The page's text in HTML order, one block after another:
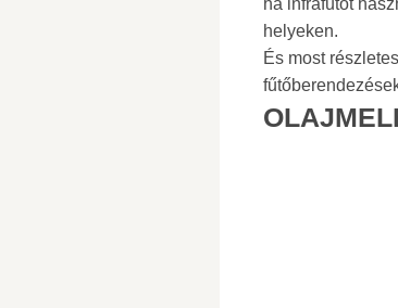
ha infrafűtőt
helyeken.
És most